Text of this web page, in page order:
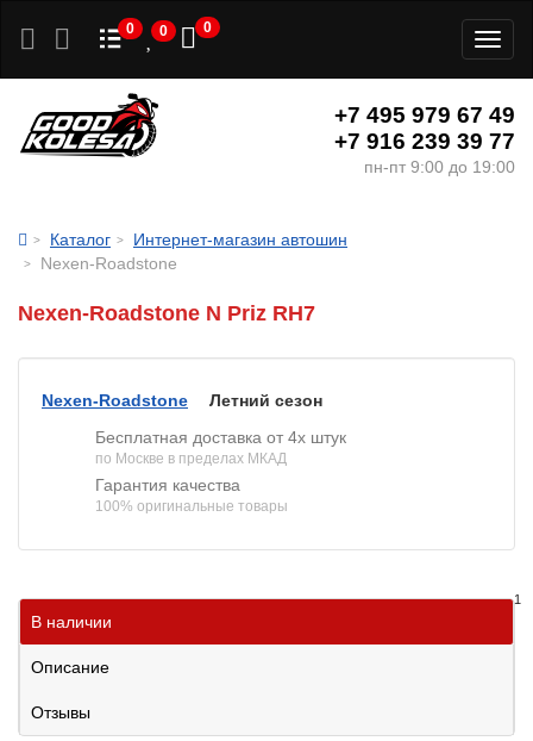
0 0 0
+7 495 979 67 49
+7 916 239 39 77
пн-пт 9:00 до 19:00
Каталог
Интернет-магазин автошин
Nexen-Roadstone
Nexen-Roadstone N Priz RH7
Nexen-Roadstone
Летний сезон
Бесплатная доставка от 4х штук
по Москве в пределах МКАД
Гарантия качества
100% оригинальные товары
В наличии
1
Описание
Отзывы